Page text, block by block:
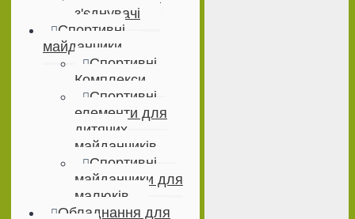
з'єднувачі
Спортивні
майданчики
Спортивні
Комплекси
Спортивні
елементи для
дитячих
майданчиків
Спортивні
майданчики для
малюків
Обладнання для